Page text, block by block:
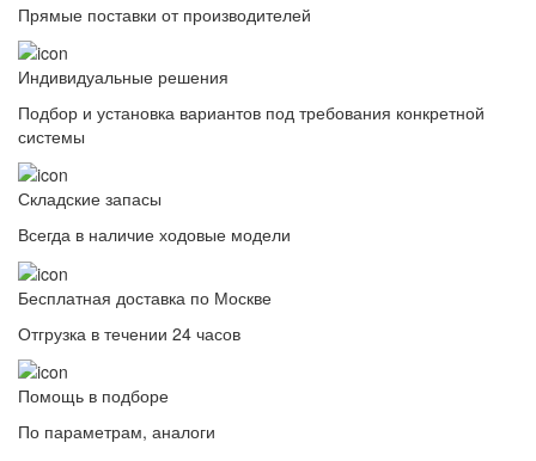
Прямые поставки от производителей
Индивидуальные решения
Подбор и установка вариантов под требования конкретной
системы
Складские запасы
Всегда в наличие ходовые модели
Бесплатная доставка по Москве
Отгрузка в течении 24 часов
Помощь в подборе
По параметрам, аналоги